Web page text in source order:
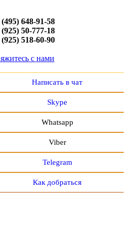
648-91-58
50-777-18
518-60-90
с нами
Написать в чат
Skype
Whatsapp
Viber
Telegram
Как добраться